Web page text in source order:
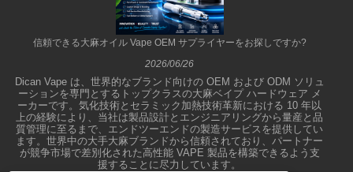
信頼できる大麻オイル Vape OEM サプライヤーをお探しですか?
2026/06/26
Dican Vape は、世界的なブランド向けの OEM および ODM ソリュ
ーションを専門とするトップクラスの大麻ベイプ ハードウェア メ
ーカーです。気化技術とセラミック加熱技術革新における 10 年以
上の経験により、当社は製品設計とエンジニアリングから量産と品
質管理に至るまで、エンドツーエンドの製造サービスを提供してい
ます。世界中の大手大麻ブランドから信頼されており、パートナー
が競争市場で差別化された高性能 VAPE 製品を構築できるよう支
援することに尽力しています。